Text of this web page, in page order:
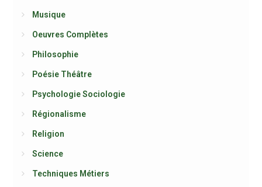
Musique
Oeuvres Complètes
Philosophie
Poésie Théâtre
Psychologie Sociologie
Régionalisme
Religion
Science
Techniques Métiers